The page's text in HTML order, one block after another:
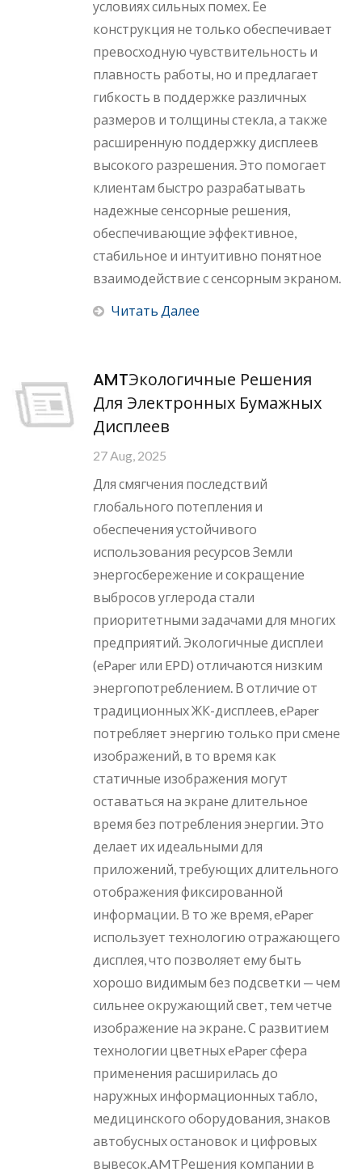
условиях сильных помех. Ее
конструкция не только обеспечивает
превосходную чувствительность и
плавность работы, но и предлагает
гибкость в поддержке различных
размеров и толщины стекла, а также
расширенную поддержку дисплеев
высокого разрешения. Это помогает
клиентам быстро разрабатывать
надежные сенсорные решения,
обеспечивающие эффективное,
стабильное и интуитивно понятное
взаимодействие с сенсорным экраном.
Читать Далее
AMTЭкологичные Решения
Для Электронных Бумажных
Дисплеев
27 Aug, 2025
Для смягчения последствий
глобального потепления и
обеспечения устойчивого
использования ресурсов Земли
энергосбережение и сокращение
выбросов углерода стали
приоритетными задачами для многих
предприятий. Экологичные дисплеи
(ePaper или EPD) отличаются низким
энергопотреблением. В отличие от
традиционных ЖК-дисплеев, ePaper
потребляет энергию только при смене
изображений, в то время как
статичные изображения могут
оставаться на экране длительное
время без потребления энергии. Это
делает их идеальными для
приложений, требующих длительного
отображения фиксированной
информации. В то же время, ePaper
использует технологию отражающего
дисплея, что позволяет ему быть
хорошо видимым без подсветки — чем
сильнее окружающий свет, тем четче
изображение на экране. С развитием
технологии цветных ePaper сфера
применения расширилась до
наружных информационных табло,
медицинского оборудования, знаков
автобусных остановок и цифровых
вывесок.AMTРешения компании в